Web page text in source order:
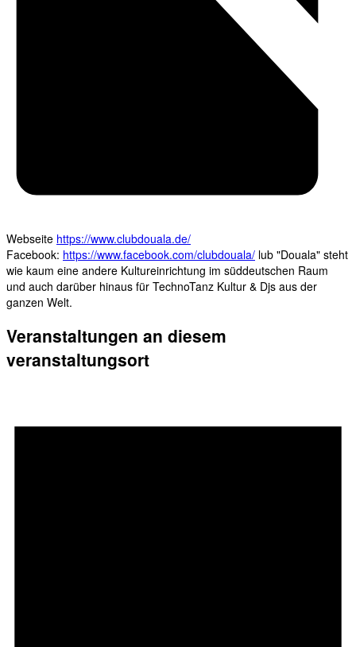
Webseite https://www.clubdouala.de/
Facebook: https://www.facebook.com/clubdouala/ lub "Douala" steht
wie kaum eine andere Kultureinrichtung im süddeutschen Raum
und auch darüber hinaus für TechnoTanz Kultur & Djs aus der
ganzen Welt.
Veranstaltungen an diesem
veranstaltungsort